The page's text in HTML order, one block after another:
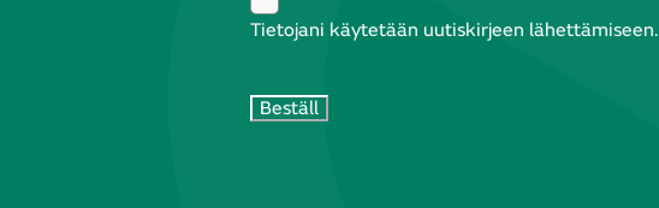
Tietojani käytetään uutiskirjeen lähettämiseen.